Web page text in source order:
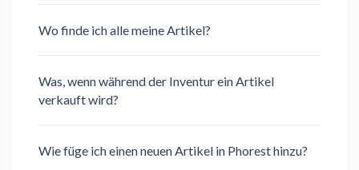
Wo finde ich alle meine Artikel?
Was, wenn während der Inventur ein Artikel
verkauft wird?
Wie füge ich einen neuen Artikel in Phorest hinzu?